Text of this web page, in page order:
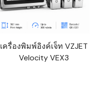
เครื่องพิมพ์อิงค์เจ็ท VZJET
Velocity VEX3